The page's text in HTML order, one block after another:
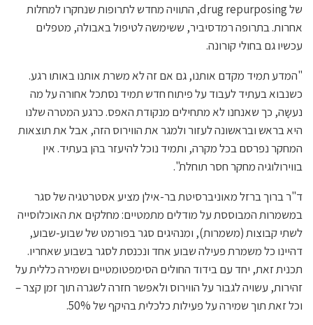
של drug repurposing, התוויה מחדש לתרופות שנחקרו למחלות
אחרות. בתרופה רמדסיביר, ששימשה לטיפול באבולה, מטפלים
עכשיו גם בחולי קורונה.
"המדע תמיד מקדם אותנו, גם אם זה לא משרת אותנו באותו רגע.
כשנבוא בעתיד לעבוד על פיתוח חדש תמיד נסתכל אחורה על מה
נעשָה, כך שאנחנו לא מתחילים מנקודת האפס. כרגע המטרה שלנו
היא בראש ובראשונה לעזור ולמגר את הווירוס הזה, אבל את תוצאות
המחקר נפרסם בכל מקרה, ותמיד נוכל להיעזר בהן בעתיד. אין
בווירולוגיה מחקר חסר תוחלת".
ד"ר ברוך ברזל מאוניברסיטת בר-אילן מציע אסטרטגיה של סגר
במשמרות המבוססת על מודלים מתמטיים: מחלקים את האוכלוסייה
לשתי קבוצות (משמרות), ומנהיגים סגר בפורמט של שבוע-שבוע,
דהיינו כל משמרת פעילה שבוע אחד ונכנסת לסגר בשבוע שאחריו.
תכנית זאת, יחד עם בידוד החולים הסימפטומטיים ושמירה כללית על
זהירות, עשויה לגבור על הווירוס ולאפשר חזרה לשגרה תוך זמן קצר –
וכל זאת תוך שמירה על פעילות כלכלית בהיקף של 50%.